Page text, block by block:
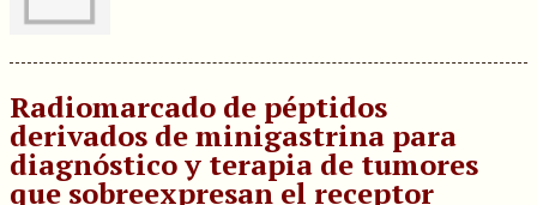
Radiomarcado de péptidos
derivados de minigastrina para
diagnóstico y terapia de tumores
que sobreexpresan el receptor